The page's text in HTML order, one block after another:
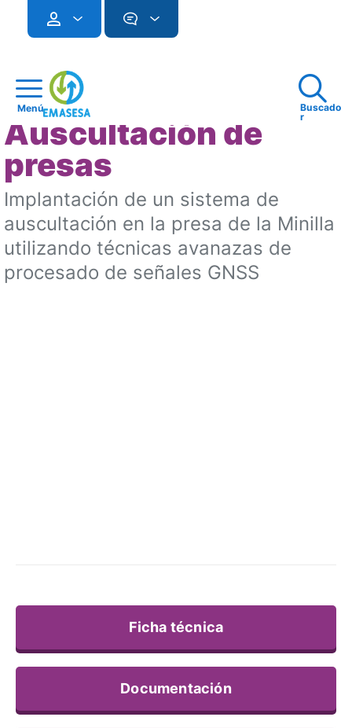
Menú
Buscado
r
Auscultación de
presas
Implantación de un sistema de
auscultación en la presa de la Minilla
utilizando técnicas avanazas de
procesado de señales GNSS
Ficha técnica
Documentación